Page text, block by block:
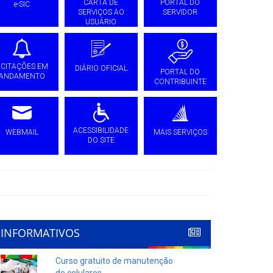
e-SIC
CARTA DE
SERVIÇOS AO
USUÁRIO
PORTAL DO
SERVIDOR
EM
DIÁRIO OFICIAL
PORTAL DO
CONTRIBUINTE
WEBMAIL
ACESSIBILIDADE
DO SITE
MAIS SERVIÇOS
INFORMATIVOS
Curso gratuito de manutenção